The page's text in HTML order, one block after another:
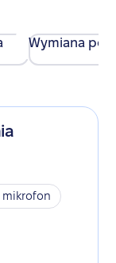
Wymiana
mikrofon